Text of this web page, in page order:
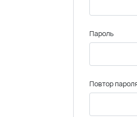
Пароль
Повтор